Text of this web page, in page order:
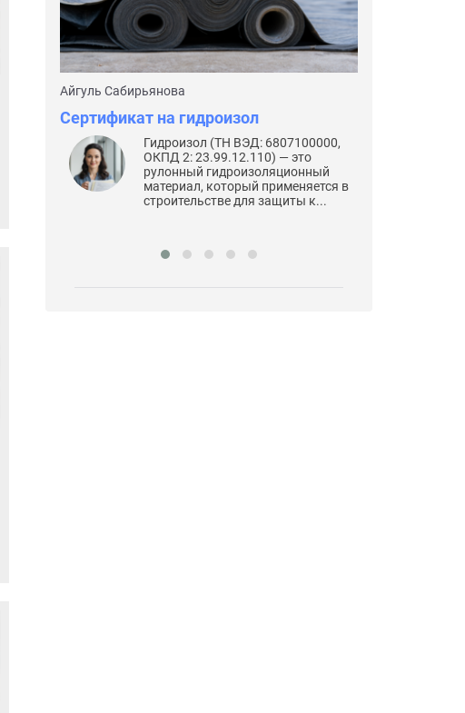
Айгуль Сабирьянова
Сертификат на гидроизол
Гидроизол (ТН ВЭД: 6807100000,
ОКПД 2: 23.99.12.110) — это
рулонный гидроизоляционный
материал, который применяется в
строительстве для защиты к...